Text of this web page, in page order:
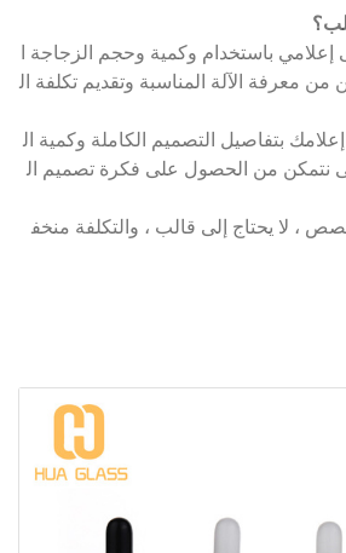
إعلامي باستخدام وكمية وحجم الزجاجة ا
من معرفة الآلة المناسبة وتقديم تكلفة ال
بتفاصيل التصميم الكاملة وكمية ال
نتمكن من الحصول على فكرة تصميم ال
لا يحتاج إلى قالب ، والتكلفة منخف